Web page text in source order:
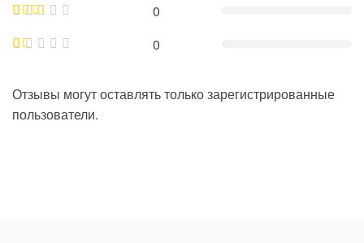
0
0
Отзывы могут оставлять только зарегистрированные
пользователи.